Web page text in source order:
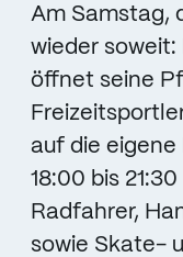
Am Samstag,
wieder
öffnet seine
auf die eigene
18:00 bis
Radfahrer,
sowie Skate-